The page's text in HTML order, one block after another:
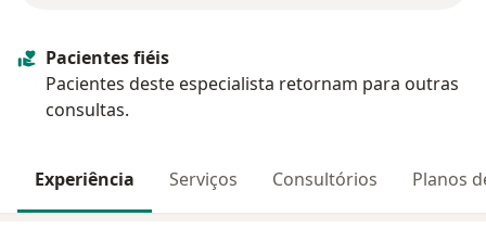
Pacientes fiéis
Pacientes deste especialista retornam para outras
consultas.
Experiência Serviços Consultórios Planos